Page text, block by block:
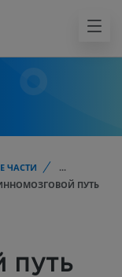
ЧАСТИ
...
ПУТЬ
путь